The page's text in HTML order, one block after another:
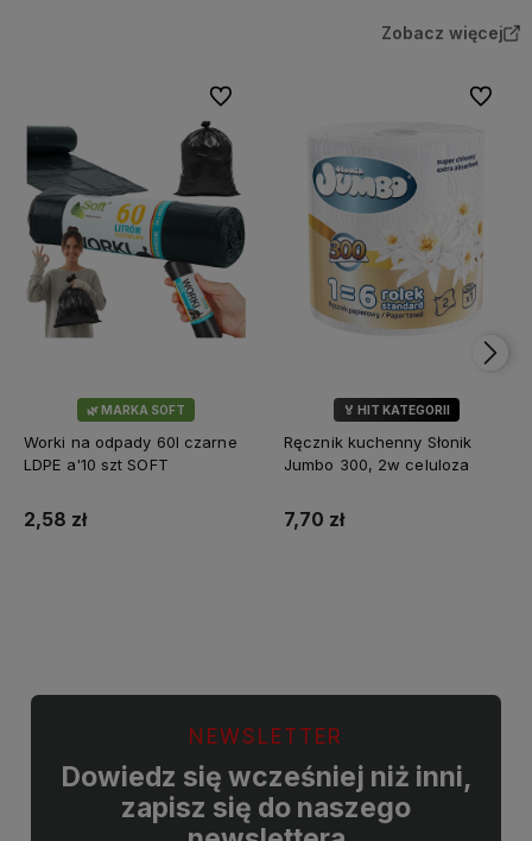
Zobacz więcej
🌿 MARKA SOFT
Worki na odpady 60l czarne
LDPE a'10 szt SOFT
2,58 zł
Do ulubionych
🏅 HIT KATEGORII
💎 WYBÓR KLIENTÓW
Ręcznik kuchenny Słonik
Jumbo 300, 2w celuloza
7,70 zł
Do
NEWSLETTER
Dowiedz się wcześniej niż inni,
zapisz się do naszego